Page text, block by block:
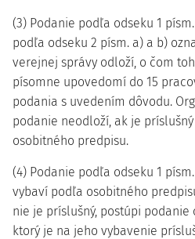
(3) Podanie podľa odseku 1
podľa odseku 2 písm. a) a b)
verejnej správy odloží, o čom
písomne upovedomí do 15
podania s uvedením dôvodu.
podanie neodloží, ak je
osobitného predpisu.
(4) Podanie podľa odseku 1
vybaví podľa osobitného
nie je príslušný, postúpi podanie
ktorý je na jeho vybavenie